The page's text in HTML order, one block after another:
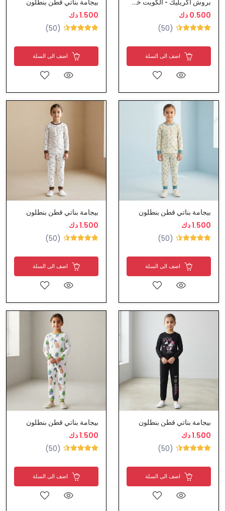
بروش اكريليك - الكويت خط احمر
0.500 دك
(50)
اضف الى السلة
بيجامة بناتي قطن بنطلون
1.500 دك
(50)
اضف الى السلة
بيجامة بناتي قطن بنطلون
1.500 دك
(50)
اضف الى السلة
بيجامة بناتي قطن بنطلون
1.500 دك
(50)
اضف الى السلة
بيجامة بناتي قطن بنطلون
1.500 دك
(50)
اضف الى السلة
بيجامة بناتي قطن بنطلون
1.500 دك
(50)
اضف الى السلة